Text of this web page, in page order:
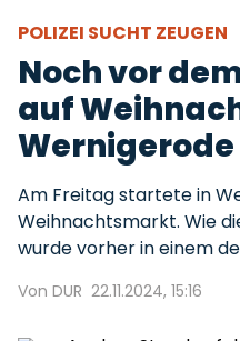
POLIZEI SUCHT ZEUGEN
Noch vor
auf
Am Freitag startete in
Weihnachtsmarkt. Wie
wurde vorher in einem
Von DUR 22.11.2024, 15:16